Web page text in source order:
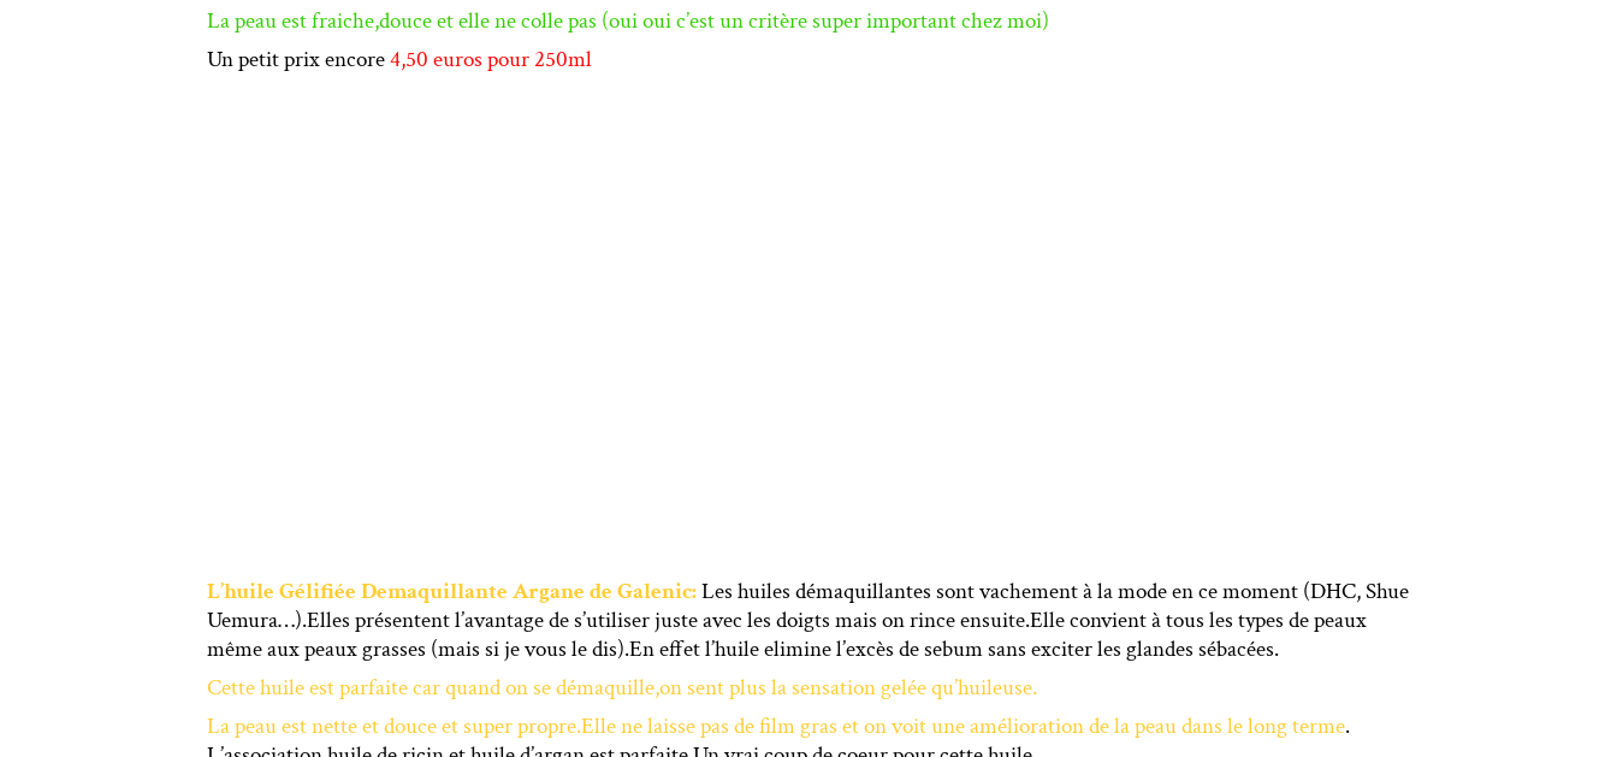
La peau est fraiche,douce et elle ne colle pas (oui oui c’est un critère super important chez moi)
Un petit prix encore4,50 euros pour 250ml
L’huile Gélifiée Demaquillante Argane de Galenic:Les huiles démaquillantes sont vachement à la mode en ce moment (DHC, Shue
Uemura…).Elles présentent l’avantage de s’utiliser juste avec les doigts mais on rince ensuite.Elle convient à tous les types de peaux
même aux peaux grasses (mais si je vous le dis).En effet l’huile elimine l’excès de sebum sans exciter les glandes sébacées.
Cette huile estparfaite car quand on se démaquille,on sent plus la sensation gelée qu’huileuse.
La peau est nette et douce et super propre.Elle ne laisse pas de film gras et on voit une amélioration de la peau dans le long terme.